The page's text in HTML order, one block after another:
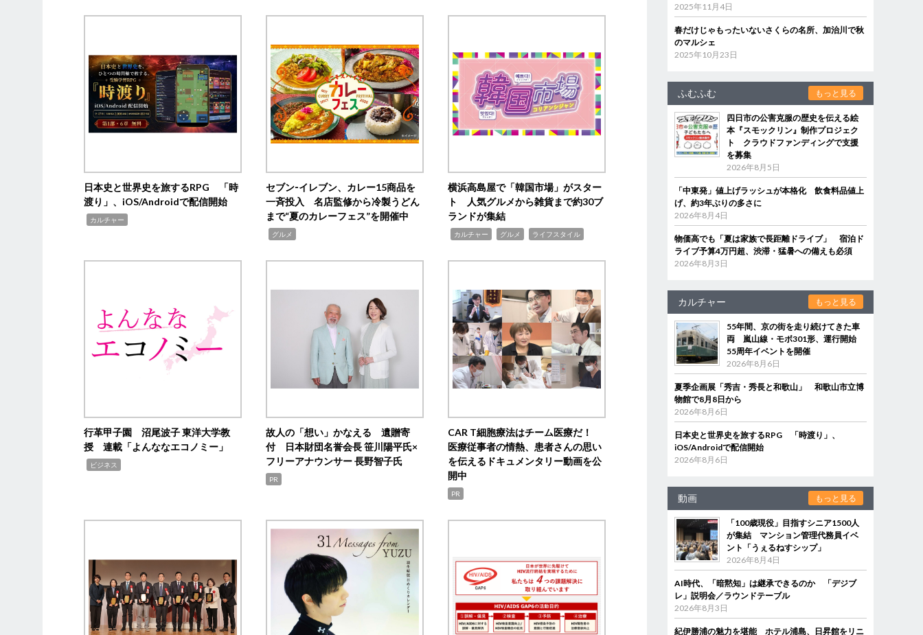
日本史と世界史を旅するRPG 「時
渡り」、iOS/Androidで配信開始
カルチャー
セブン‐イレブン、カレー15商品を
一斉投入 名店監修から冷製うどん
まで“夏のカレーフェス”を開催中
グルメ
横浜高島屋で「韓国市場」がスター
ト 人気グルメから雑貨まで約30ブ
ランドが集結
カルチャー グルメ ライフスタイル
行革甲子園 沼尾波子 東洋大学教
授 連載「よんななエコノミー」
ビジネス
故人の「想い」かなえる 遺贈寄
付 日本財団名誉会長 笹川陽平氏×
フリーアナウンサー 長野智子氏
PR
CAR T細胞療法はチーム医療だ！
医療従事者の情熱、患者さんの思い
を伝えるドキュメンタリー動画を公
開中
PR
2025年11月4日
春だけじゃもったいないさくらの名所、加治川で秋
のマルシェ
2025年10月23日
ふむふむ もっと見る
四日市の公害克服の歴史を伝える絵
本『スモックリン』制作プロジェク
ト クラウドファンディングで支援
を募集
2026年8月5日
「中東発」値上げラッシュが本格化 飲食料品値上
げ、約3年ぶりの多さに
2026年8月4日
物価高でも「夏は家族で長距離ドライブ」 宿泊ド
ライブ予算4万円超、渋滞・猛暑への備えも必須
2026年8月3日
カルチャー もっと見る
55年間、京の街を走り続けてきた車
両 嵐山線・モボ301形、運行開始
55周年イベントを開催
2026年8月6日
夏季企画展「秀吉・秀長と和歌山」 和歌山市立博
物館で8月8日から
2026年8月6日
日本史と世界史を旅するRPG 「時渡り」、
iOS/Androidで配信開始
2026年8月6日
動画 もっと見る
「100歳現役」目指すシニア1500人
が集結 マンション管理代務員イベ
ント「うぇるねすシップ」
2026年8月4日
AI時代、「暗黙知」は継承できるのか 「デジブ
レ」説明会／ラウンドテーブル
2026年8月3日
紀伊勝浦の魅力を堪能 ホテル浦島、日昇館をリニ